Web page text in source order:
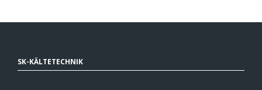
SK-KÄLTETECHNIK